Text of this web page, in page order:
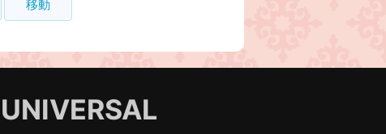
移動
UNIVERSAL